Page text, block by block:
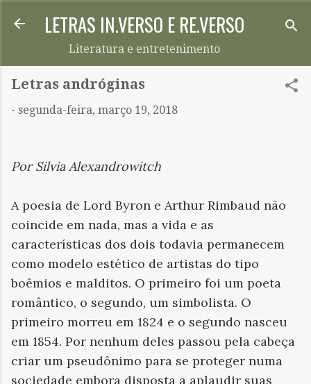
Pular para o conteúdo principal
LETRAS IN.VERSO E RE.VERSO
Literatura e entretenimento
Letras andróginas
- segunda-feira, março 19, 2018
Por Silvia Alexandrowitch
A poesia de Lord Byron e Arthur Rimbaud não
coincide em nada, mas a vida e as
características dos dois todavia permanecem
como modelo estético de artistas do tipo
boêmios e malditos. O primeiro foi um poeta
romântico, o segundo, um simbolista. O
primeiro morreu em 1824 e o segundo nasceu
em 1854. Por nenhum deles passou pela cabeça
criar um pseudônimo para se proteger numa
sociedade embora disposta a aplaudir suas